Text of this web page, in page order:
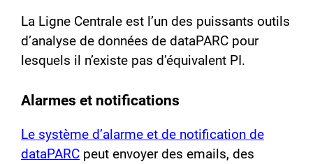
La Ligne Centrale est l’un des puissants outils
d’analyse de données de dataPARC pour
lesquels il n’existe pas d’équivalent PI.
Alarmes et notifications
Le système d’alarme et de notification de
dataPARC peut envoyer des emails, des